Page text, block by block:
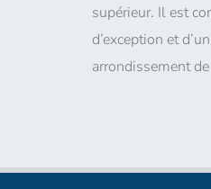
supérieur. Il est
d’exception et
arrondissement